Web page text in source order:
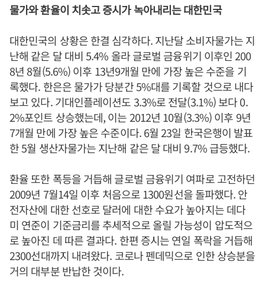
물가와 환율이 치솟고 증시가 녹아내리는 대한민국
대한민국의 상황은 한결 심각하다. 지난달 소비자물가는 지
난해 같은 달 대비 5.4% 올라 글로벌 금융위기 이후인 200
8년 8월(5.6%) 이후 13년9개월 만에 가장 높은 수준을 기
록했다. 한은은 물가가 당분간 5%대를 기록할 것으로 내다
보고 있다. 기대인플레이션도 3.3%로 전달(3.1%) 보다 0.
2%포인트 상승했는데, 이는 2012년 10월(3.3%) 이후 9년
7개월 만에 가장 높은 수준이다. 6월 23일 한국은행이 발표
한 5월 생산자물가는 지난해 같은 달 대비 9.7% 급등했다.
환율 또한 폭등을 거듭해 글로벌 금융위기 여파로 고전하던
2009년 7월14일 이후 처음으로 1300원선을 돌파했다. 안
전자산에 대한 선호로 달러에 대한 수요가 높아지는 데다
미 연준이 기준금리를 추세적으로 올릴 가능성이 압도적으
로 높아진 데 따른 결과다. 한편 증시는 연일 폭락을 거듭해
2300선대까지 내려왔다. 코로나 펜데믹으로 인한 상승분을
거의 대부분 반납한 것이다.